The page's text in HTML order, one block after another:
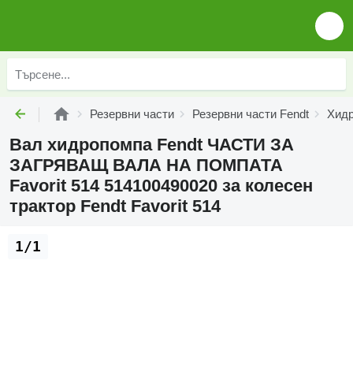
Резервни части Резервни части Fendt
Вал хидропомпа Fendt ЧАСТИ ЗА
ЗАГРЯВАЩ ВАЛА НА ПОМПАТА
Favorit 514 514100490020 за колесен
трактор Fendt Favorit 514
1/1